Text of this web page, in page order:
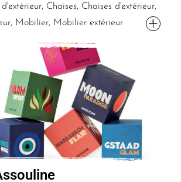
d'extérieur, Chaises, Chaises d'extérieur,
Mobilier, Mobilier extérieur